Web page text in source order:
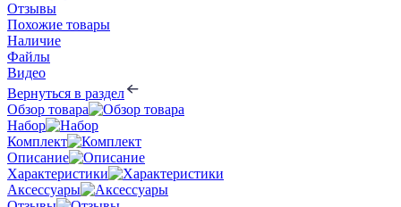
Отзывы
Похожие товары
Наличие
Файлы
Видео
Вернуться в раздел
Обзор товара
Набор
Комплект
Описание
Характеристики
Аксессуары